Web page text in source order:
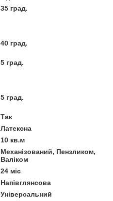
35 град.
40 град.
5 град.
5 град.
Так
Латексна
10 кв.м
Механізований, Пензликом,
Валіком
24 міс
Напівглянсова
Універсальний